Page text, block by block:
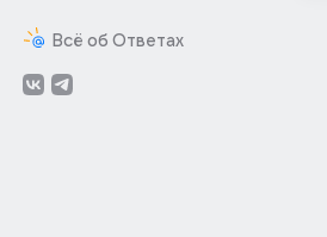
Всё об Ответах